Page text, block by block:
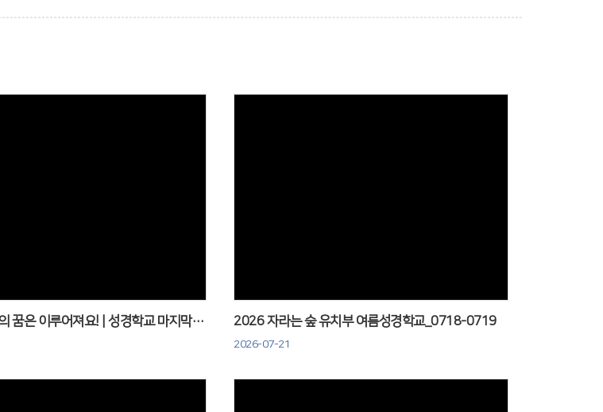
[7월] 하나님의 꿈은 이루어져요! | 성경학교 마지막 날 _0726 2026 자라는 숲 유치부 여름성경학교_0718-0719
2026-07-21